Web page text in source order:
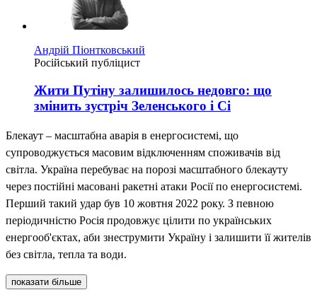
Андрій Піонтковський
Російський публіцист
Жити Путіну залишилось недовго: що
змінить зустріч Зеленського і Сі
Блекаут – масштабна аварія в енергосистемі, що
супроводжується масовим відключенням споживачів від
світла. Україна перебуває на порозі масштабного блекауту
через постійні масовані ракетні атаки Росії по енергосистемі.
Перший такий удар був 10 жовтня 2022 року. З певною
періодичністю Росія продовжує цілити по українських
енергооб'єктах, аби знеструмити Україну і залишити її жителів
без світла, тепла та води.
показати більше